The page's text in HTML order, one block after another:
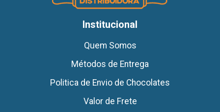
Institucional
Quem Somos
Métodos de Entrega
Politica de Envio de Chocolates
Valor de Frete